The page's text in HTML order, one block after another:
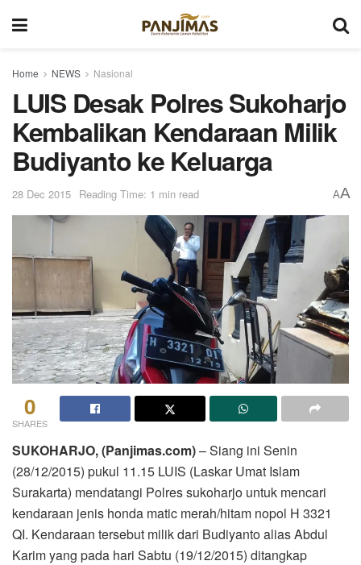
Home NEWS Nasional
LUIS Desak Polres Sukoharjo
Kembalikan Kendaraan Milik
Budiyanto ke Keluarga
28 Dec 2015 Reading Time: 1 min read AA
0
SHARES
SUKOHARJO, (Panjimas.com)– Siang ini Senin
(28/12/2015) pukul 11.15 LUIS (Laskar Umat Islam
Surakarta) mendatangi Polres sukoharjo untuk mencari
kendaraan jenis honda matic merah/hitam nopol H 3321
QI. Kendaraan tersebut milik dari Budiyanto alias Abdul
Karim yang pada hari Sabtu (19/12/2015) ditangkap